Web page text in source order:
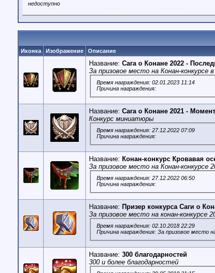
недоступно
Иконка Изображение Описание
Название: Сага о Конане 2022 -
За призовое место на Конан-конкурсе
Время награждения: 02.01.2023 11:14
Причина награждения:
Название: Сага о Конане 2021 -
Конкурс миниатюры
Время награждения: 27.12.2022 07:09
Причина награждения:
Название: Конан-конкурс Кровавая
За призовое место на Конан-конкурсе
Время награждения: 27.12.2022 06:50
Причина награждения:
Название: Призер конкурса Саги о
За призовое место на конан-конкурсе
Время награждения: 02.10.2018 22:29
Причина награждения: За призовое место
Название: 300 благодарностей
300 и более благодарностей